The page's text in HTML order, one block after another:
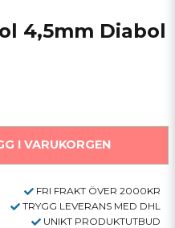
4,5mm Diabol
I VARUKORGEN
FRI FRAKT ÖVER 2000KR
TRYGG LEVERANS MED DHL
UNIKT PRODUKTUTBUD